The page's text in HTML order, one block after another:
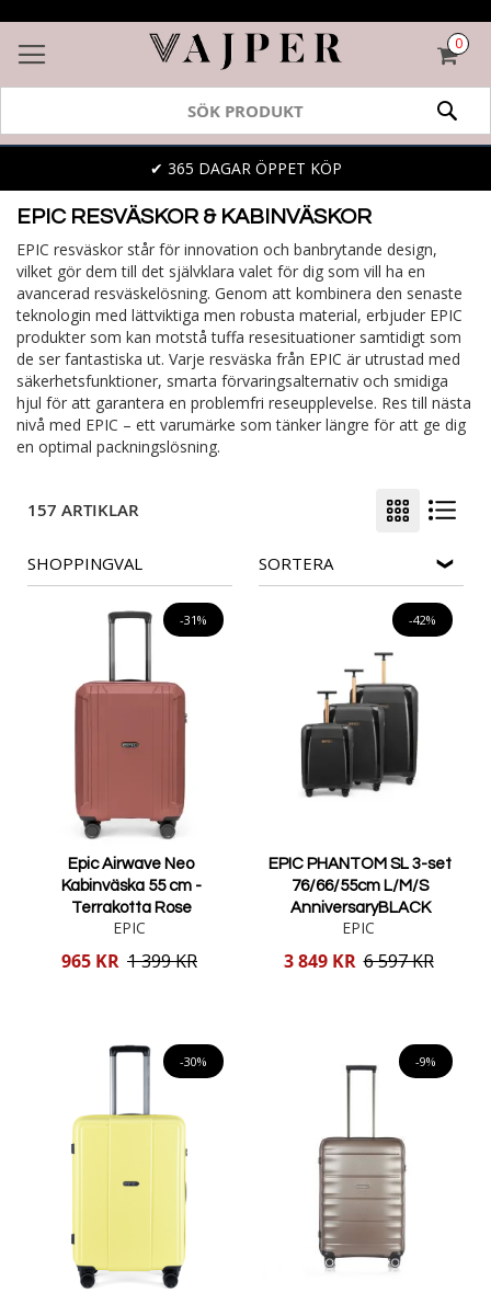
0
✔ 365 DAGAR ÖPPET KÖP
EPIC RESVÄSKOR & KABINVÄSKOR
EPIC resväskor står för innovation och banbrytande design,
vilket gör dem till det självklara valet för dig som vill ha en
avancerad resväskelösning. Genom att kombinera den senaste
teknologin med lättviktiga men robusta material, erbjuder EPIC
produkter som kan motstå tuffa resesituationer samtidigt som
de ser fantastiska ut. Varje resväska från EPIC är utrustad med
säkerhetsfunktioner, smarta förvaringsalternativ och smidiga
hjul för att garantera en problemfri reseupplevelse. Res till nästa
nivå med EPIC – ett varumärke som tänker längre för att ge dig
en optimal packningslösning.
157 ARTIKLAR
SHOPPINGVAL SORTERA
-31%
Epic Airwave Neo
Kabinväska 55 cm -
Terrakotta Rose
EPIC
Reducerat
965 KR 1 399 KR
-42%
EPIC PHANTOM SL 3-set
76/66/55cm L/M/S
AnniversaryBLACK
EPIC
Reducerat
3 849 KR 6 597 KR
-30% -9%